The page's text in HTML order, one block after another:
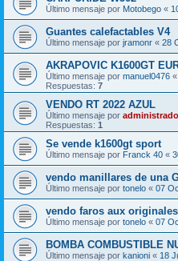
Último mensaje por Motobego «
Guantes calefactables V4
Último mensaje por jramonr « 28
AKRAPOVIC K1600GT
Último mensaje por manuel0476 «
Respuestas: 7
VENDO RT 2022 AZUL
Último mensaje por
Respuestas: 1
Se vende k1600gt sport
Último mensaje por Franck 40 «
vendo manillares de una
Último mensaje por tonelo « 07
vendo faros aux
Último mensaje por tonelo « 07
BOMBA COMBUSTIBLE
Último mensaje por kanioni « 18